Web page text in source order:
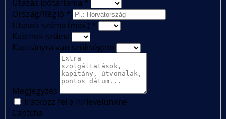
Utazás időtartama *
Ország/Régió *
Utasok száma (max.) *
Kabinok száma
Kapitányra van szükségem
Megjegyzés
Iratkozz fel a hírlevelünkre!
Captcha